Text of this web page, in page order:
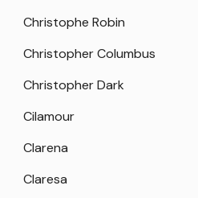
Christophe Robin
Christopher Columbus
Christopher Dark
Cilamour
Clarena
Claresa